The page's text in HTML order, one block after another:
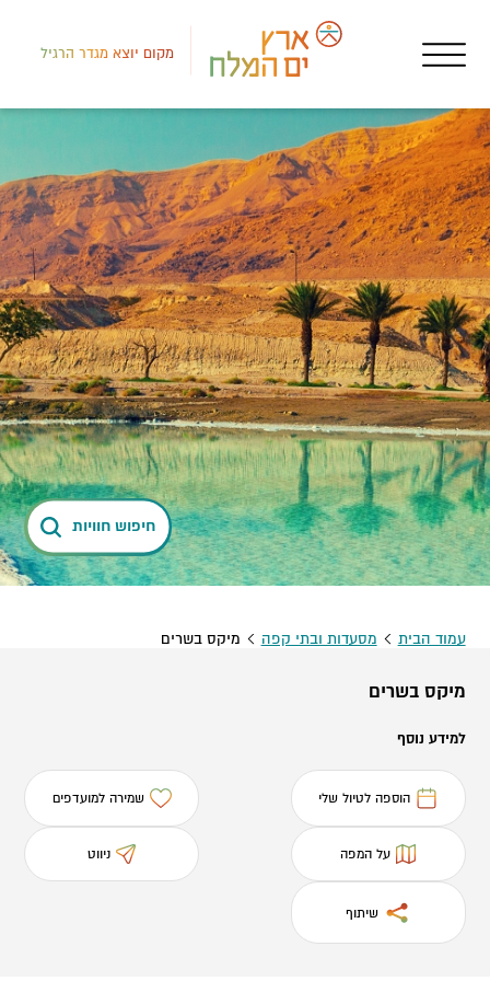
מקום יוצא מגדר הרגיל
חיפוש חוויות
עמוד הבית מסעדות ובתי קפה מיקס בשרים
מיקס בשרים
למידע נוסף
הוספה לטיול שלי שמירה למועדפים
על המפה ניווט
שיתוף
לב